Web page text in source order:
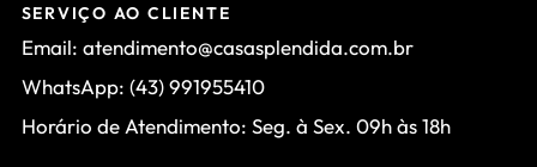
SERVIÇO AO CLIENTE
Email: atendimento@casasplendida.com.br
WhatsApp: (43) 991955410
Horário de Atendimento: Seg. à Sex. 09h às 18h